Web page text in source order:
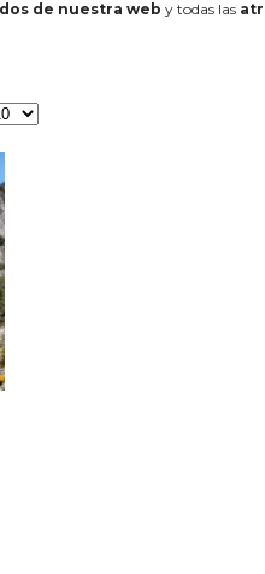
de nuestra web y todas las